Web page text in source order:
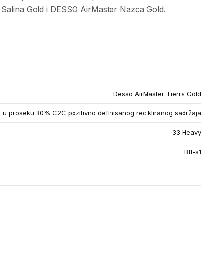
Gold i DESSO AirMaster Nazca Gold.
Desso AirMaster Tierra Gold
u proseku 80% C2C pozitivno definisanog recikliranog sadržaja
33 Heavy
Bfl-s1